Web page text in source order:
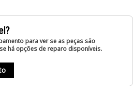
para ver se as peças são
há opções de reparo disponíveis.